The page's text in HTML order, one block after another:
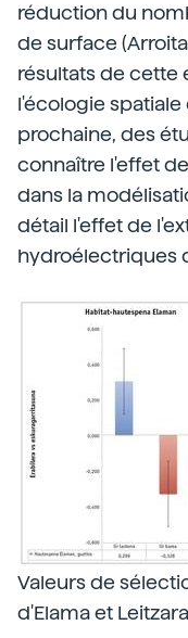
réduction du
de surface (Arroita
résultats de cette
l'écologie spatiale
prochaine, des
connaître l'effet
dans la
détail l'effet de
hydroélectriques
Valeurs de
d'Elama et